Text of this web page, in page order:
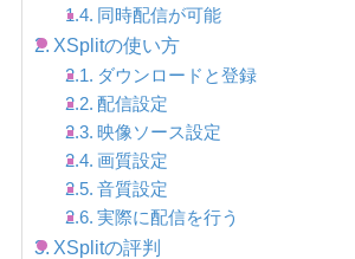
同時配信が可能
XSplitの使い方
ダウンロードと登録
配信設定
映像ソース設定
画質設定
音質設定
実際に配信を行う
XSplitの評判